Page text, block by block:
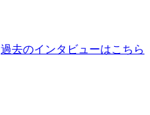
過去のインタビューはこちら